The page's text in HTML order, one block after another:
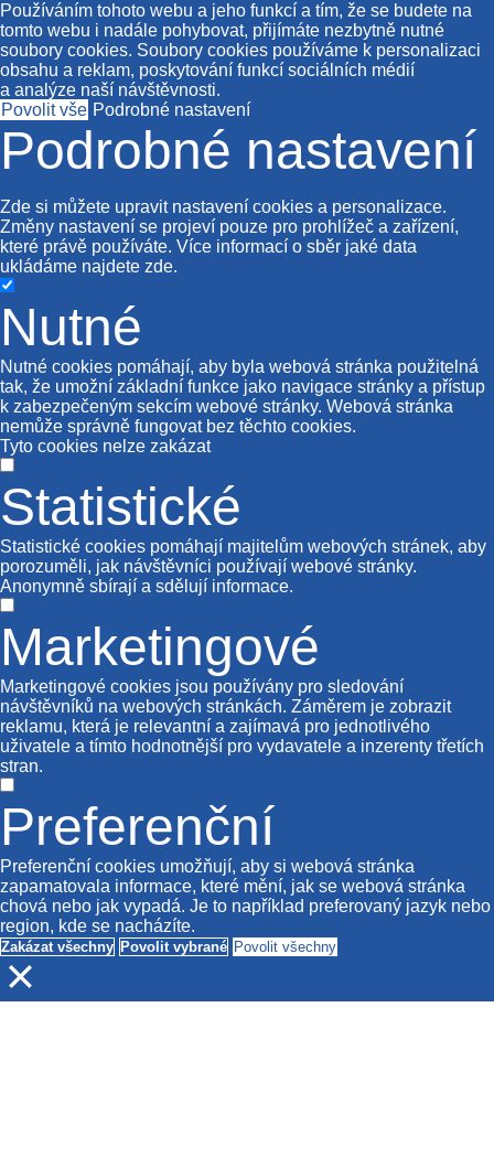
Používáním tohoto webu a jeho funkcí a tím, že se budete na
tomto webu i nadále pohybovat, přijímáte nezbytně nutné
soubory cookies. Soubory cookies používáme k personalizaci
obsahu a reklam, poskytování funkcí sociálních médií
a analýze naší návštěvnosti.
Povolit vše Podrobné nastavení
Podrobné nastavení
Zde si můžete upravit nastavení cookies a personalizace.
Změny nastavení se projeví pouze pro prohlížeč a zařízení,
které právě používáte. Více informací o sběr jaké data
ukládáme najdete zde.
Nutné
Nutné cookies pomáhají, aby byla webová stránka použitelná
tak, že umožní základní funkce jako navigace stránky a přístup
k zabezpečeným sekcím webové stránky. Webová stránka
nemůže správně fungovat bez těchto cookies.
Tyto cookies nelze zakázat
Statistické
Statistické cookies pomáhají majitelům webových stránek, aby
porozuměli, jak návštěvníci používají webové stránky.
Anonymně sbírají a sdělují informace.
Marketingové
Marketingové cookies jsou používány pro sledování
návštěvníků na webových stránkách. Záměrem je zobrazit
reklamu, která je relevantní a zajímavá pro jednotlivého
uživatele a tímto hodnotnější pro vydavatele a inzerenty třetích
stran.
Preferenční
Preferenční cookies umožňují, aby si webová stránka
zapamatovala informace, které mění, jak se webová stránka
chová nebo jak vypadá. Je to například preferovaný jazyk nebo
region, kde se nacházíte.
Zakázat všechny Povolit vybrané